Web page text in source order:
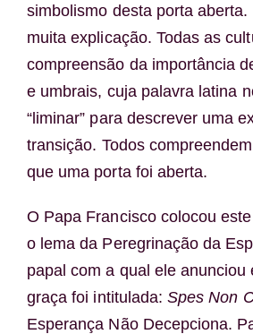
simbolismo desta porta
muita explicação. Todas as
compreensão da importância
e umbrais, cuja palavra latina
“liminar” para descrever uma
transição. Todos
que uma porta foi aberta.
O Papa Francisco colocou
o lema da Peregrinação da
papal com a qual ele anunciou
graça foi intitulada:Spes Non
Esperança Não Decepciona.